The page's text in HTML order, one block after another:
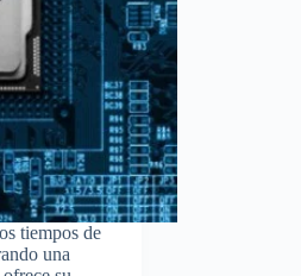
tiempos de
una